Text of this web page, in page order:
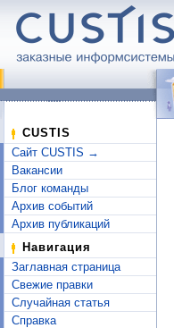
CUSTIS
Сайт CUSTIS →
Вакансии
Блог команды
Архив событий
Архив публикаций
Навигация
Заглавная страница
Свежие правки
Случайная статья
Справка